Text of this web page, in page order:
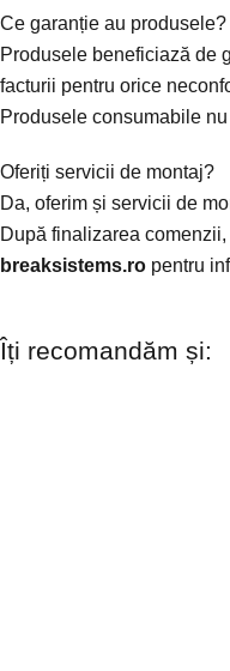
Ce garanție au produsele?
Produsele beneficiază de
facturii pentru orice
Produsele consumabile
Oferiți servicii de montaj?
Da, oferim și servicii de
După finalizarea
breaksistems.ro pentru
Îți recomandăm și: